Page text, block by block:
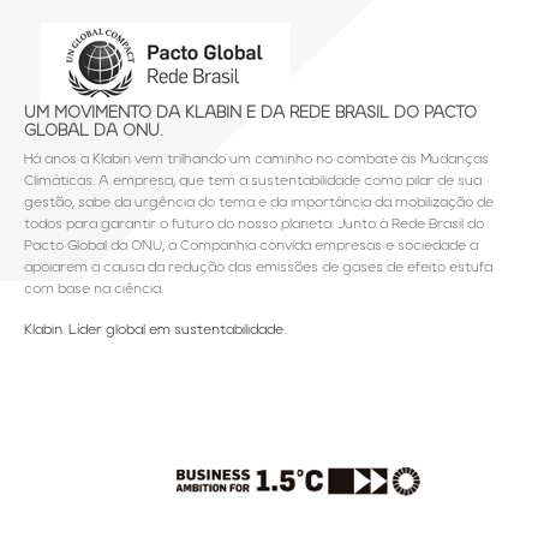
UM MOVIMENTO DA KLABIN E DA REDE BRASIL DO PACTO
GLOBAL DA ONU.
Há anos a Klabin vem trilhando um caminho no combate às Mudanças
Climáticas. A empresa, que tem a sustentabilidade como pilar de sua
gestão, sabe da urgência do tema e da importância da mobilização de
todos para garantir o futuro do nosso planeta. Junto à Rede Brasil do
Pacto Global da ONU, a Companhia convida empresas e sociedade a
apoiarem a causa da redução das emissões de gases de efeito estufa
com base na ciência.
Klabin. Líder global em sustentabilidade.